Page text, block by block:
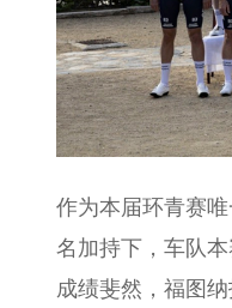
作为本届环青赛
名加持下，车队
成绩斐然，福图